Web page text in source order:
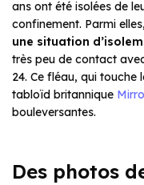
ans ont été isolées de
confinement. Parmi elles,
une situation
très peu de contact
24. Ce fléau, qui touche
tabloïd britannique
bouleversantes.
Des photos